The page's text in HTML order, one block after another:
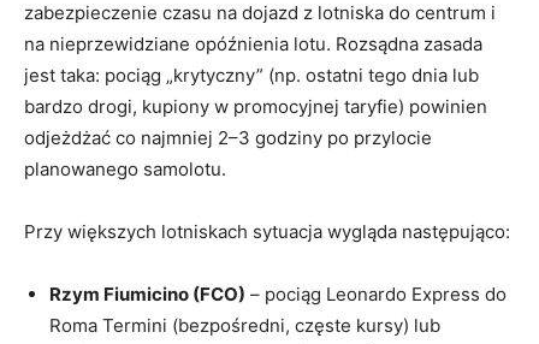
zabezpieczenie czasu na dojazd z lotniska do centrum i
na nieprzewidziane opóźnienia lotu. Rozsądna zasada
jest taka: pociąg „krytyczny” (np. ostatni tego dnia lub
bardzo drogi, kupiony w promocyjnej taryfie) powinien
odjeżdżać co najmniej 2–3 godziny po przylocie
planowanego samolotu.
Przy większych lotniskach sytuacja wygląda następująco:
Rzym Fiumicino (FCO) – pociąg Leonardo Express do
Roma Termini (bezpośredni, częste kursy) lub